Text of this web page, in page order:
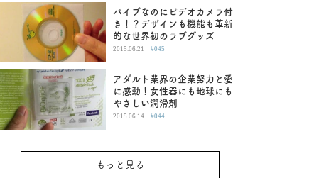
バイブなのにビデオカメラ付
き！？デザインも機能も革新
的な世界初のラブグッズ
2015.06.21 | #045
アダルト業界の企業努力と愛
に感動！女性器にも地球にも
やさしい潤滑剤
2015.06.14 | #044
もっと見る